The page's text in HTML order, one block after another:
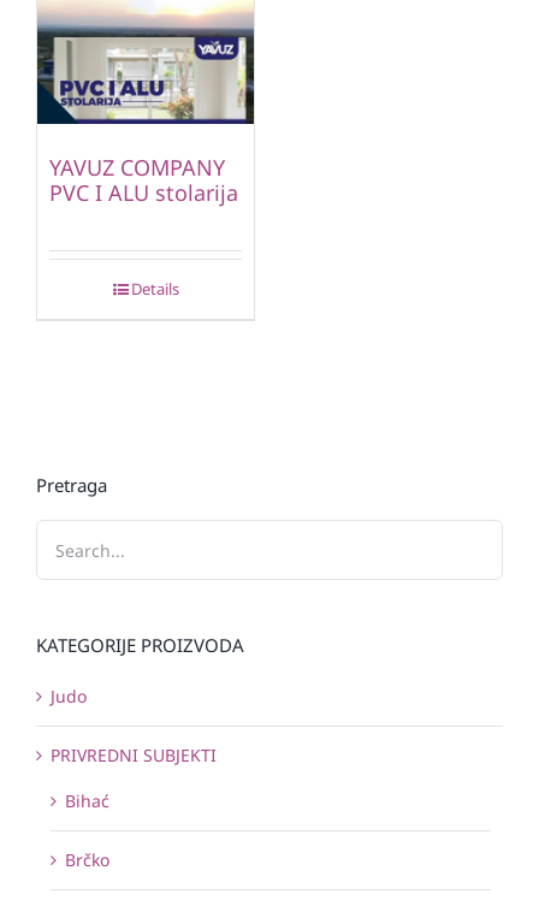
YAVUZ COMPANY
PVC I ALU stolarija
Details
Pretraga
KATEGORIJE PROIZVODA
Judo
PRIVREDNI SUBJEKTI
Bihać
Brčko